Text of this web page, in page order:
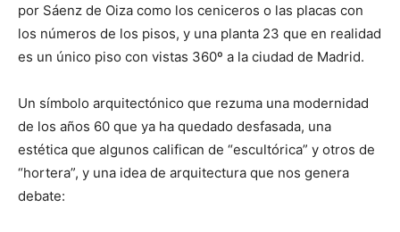
por Sáenz de Oiza como los ceniceros o las placas con
los números de los pisos, y una planta 23 que en realidad
es un único piso con vistas 360º a la ciudad de Madrid.
Un símbolo arquitectónico que rezuma una modernidad
de los años 60 que ya ha quedado desfasada, una
estética que algunos califican de “escultórica” y otros de
“hortera”, y una idea de arquitectura que nos genera
debate: